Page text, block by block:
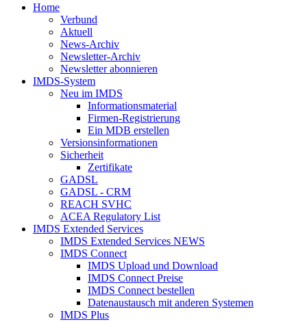
Home
Verbund
Aktuell
News-Archiv
Newsletter-Archiv
Newsletter abonnieren
IMDS-System
Neu im IMDS
Informationsmaterial
Firmen-Registrierung
Ein MDB erstellen
Versionsinformationen
Sicherheit
Zertifikate
GADSL
GADSL - CRM
REACH SVHC
ACEA Regulatory List
IMDS Extended Services
IMDS Extended Services NEWS
IMDS Connect
IMDS Upload und Download
IMDS Connect Preise
IMDS Connect bestellen
Datenaustausch mit anderen Systemen
IMDS Plus